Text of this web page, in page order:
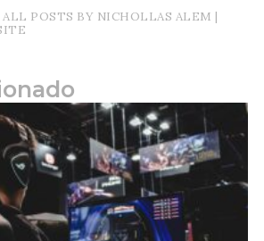
ALL POSTS BY NICHOLLAS ALEM |